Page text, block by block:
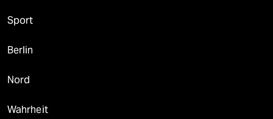
Sport
Berlin
Nord
Wahrheit